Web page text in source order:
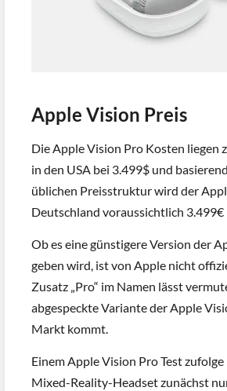
Apple Vision Preis
Die Apple Vision Pro Kosten liegen
in den USA bei 3.499$ und
üblichen Preisstruktur wird der
Deutschland voraussichtlich 3.499€
Ob es eine günstigere Version der
geben wird, ist von Apple nicht
Zusatz „Pro“ im Namen lässt
abgespeckte Variante der Apple
Markt kommt.
Einem Apple Vision Pro Test zufolge
Mixed-Reality-Headset zunächst